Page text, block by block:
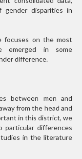
disparities in
focuses on the most
emerged in some
difference.
between men and
from the head and
in this district, we
differences
in the literature